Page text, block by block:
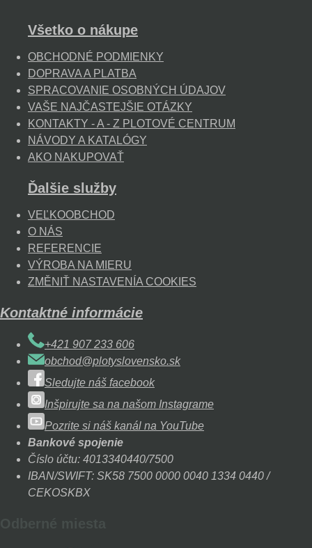
Všetko o nákupe
OBCHODNÉ PODMIENKY
DOPRAVA A PLATBA
SPRACOVANIE OSOBNÝCH ÚDAJOV
VAŠE NAJČASTEJŠIE OTÁZKY
KONTAKTY - A - Z PLOTOVÉ CENTRUM
NÁVODY A KATALÓGY
AKO NAKUPOVAŤ
Ďalšie služby
VEĽKOOBCHOD
O NÁS
REFERENCIE
VÝROBA NA MIERU
ZMĚNIŤ NASTAVENÍA COOKIES
Kontaktné informácie
+421 907 233 606
obchod@plotyslovensko.sk
Sledujte náš facebook
Inšpirujte sa na našom Instagrame
Pozrite si náš kanál na YouTube
Bankové spojenie
Číslo účtu: 4013340440/7500
IBAN/SWIFT: SK58 7500 0000 0040 1334 0440 /
CEKOSKBX